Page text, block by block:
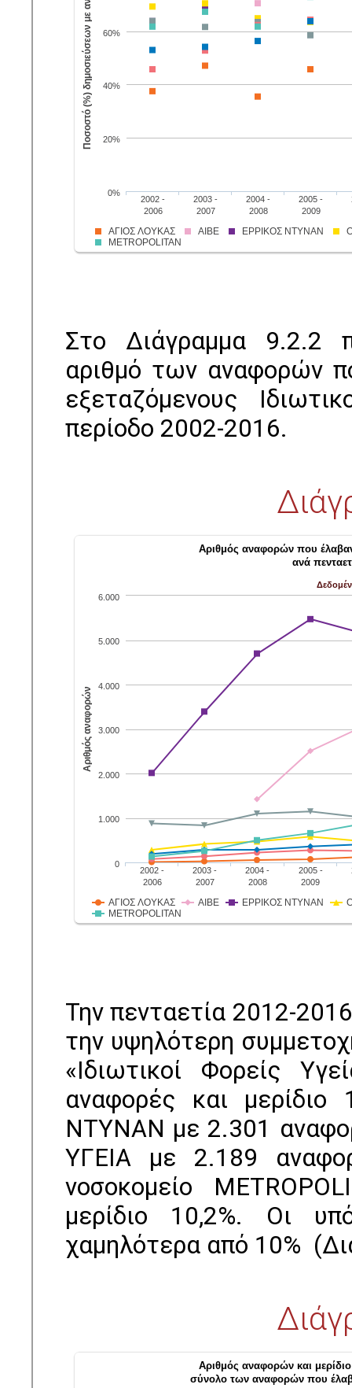
Στο Διάγραμμα 9.2.2
αριθμό των αναφορών
εξεταζόμενους
περίοδο 2002-2016.
Την πενταετία 2012-
την υψηλότερη
«Ιδιωτικοί Φορείς
αναφορές και
ΝΤΥΝΑΝ με 2.301
ΥΓΕΙΑ με 2.189
νοσοκομείο
μερίδιο 10,2%. Οι
χαμηλότερα από 10%